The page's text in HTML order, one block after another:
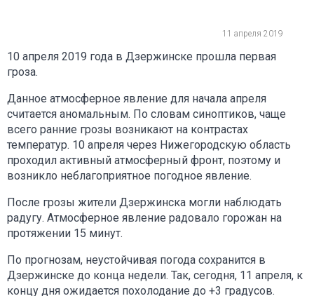
11 апреля 2019
10 апреля 2019 года в Дзержинске прошла первая
гроза.
Данное атмосферное явление для начала апреля
считается аномальным. По словам синоптиков, чаще
всего ранние грозы возникают на контрастах
температур. 10 апреля через Нижегородскую область
проходил активный атмосферный фронт, поэтому и
возникло неблагоприятное погодное явление.
После грозы жители Дзержинска могли наблюдать
радугу. Атмосферное явление радовало горожан на
протяжении 15 минут.
По прогнозам, неустойчивая погода сохранится в
Дзержинске до конца недели. Так, сегодня, 11 апреля, к
концу дня ожидается похолодание до +3 градусов.